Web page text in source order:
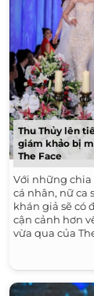
Thu Thủy lên
giám khảo bị
The Face
Với những chia
cá nhân, nữ ca
khán giả sẽ có
cận cảnh hơn
vừa qua của
5 của The
mới từ dư luận